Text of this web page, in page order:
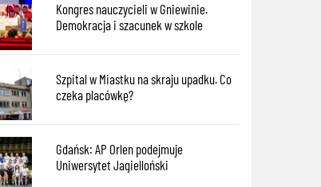
Kongres nauczycieli w Gniewinie.
Demokracja i szacunek w szkole
Szpital w Miastku na skraju upadku. Co
czeka placówkę?
Gdańsk: AP Orlen podejmuje
Uniwersytet Jagielloński